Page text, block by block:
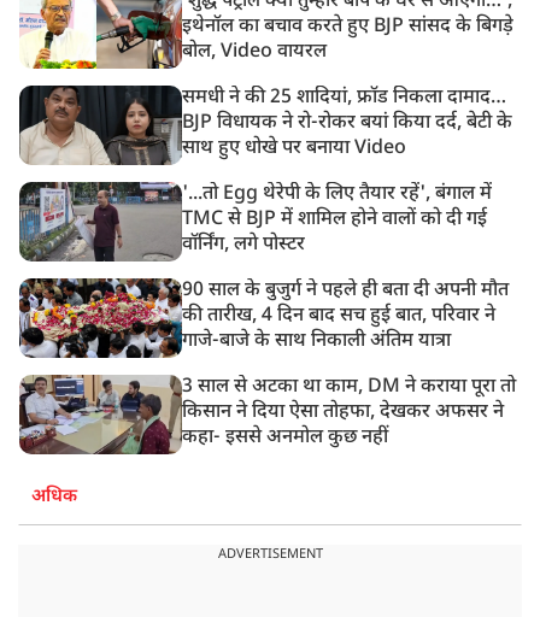
11:24 AM
दिल्ली में AAP विधायक अजय दत्त के दक्षिणपुरी स्थित दफ़्तर के
बाहर BJP का प्रदर्शन
इथेनॉल का बचाव करते हुए BJP सांसद के बिगड़े
बोल, Video वायरल
समधी ने की 25 शादियां, फ्रॉड निकला दामाद…
BJP विधायक ने रो-रोकर बयां किया दर्द, बेटी के
साथ हुए धोखे पर बनाया Video
'...तो Egg थेरेपी के लिए तैयार रहें', बंगाल में
TMC से BJP में शामिल होने वालों को दी गई
वॉर्निंग, लगे पोस्टर
90 साल के बुजुर्ग ने पहले ही बता दी अपनी मौत
की तारीख, 4 दिन बाद सच हुई बात, परिवार ने
गाजे-बाजे के साथ निकाली अंतिम यात्रा
3 साल से अटका था काम, DM ने कराया पूरा तो
किसान ने दिया ऐसा तोहफा, देखकर अफसर ने
कहा- इससे अनमोल कुछ नहीं
अधिक
ADVERTISEMENT